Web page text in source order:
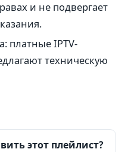
и не подвергает
платные IPTV-
техническую
этот плейлист?